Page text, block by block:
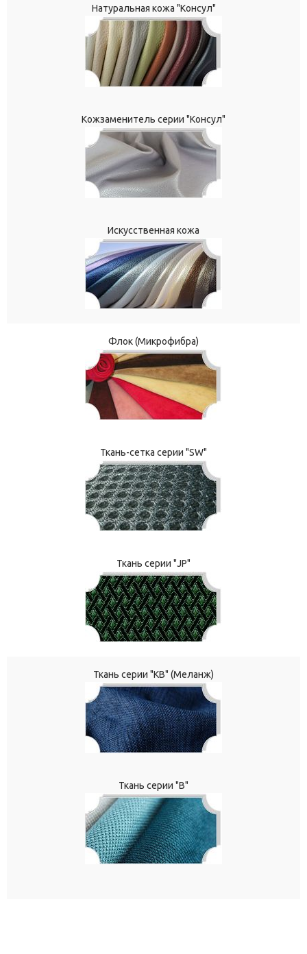
Натуральная кожа "Консул"
Кожзаменитель серии "Консул"
Искусственная кожа
Флок (Микрофибра)
Ткань-сетка серии "SW"
Ткань серии "JP"
Ткань серии "КВ" (Меланж)
Ткань серии "В"